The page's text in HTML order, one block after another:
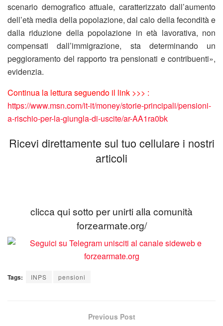
scenario demografico attuale, caratterizzato dall’aumento
dell’età media della popolazione, dal calo della fecondità e
dalla riduzione della popolazione in età lavorativa, non
compensati dall’immigrazione, sta determinando un
peggioramento del rapporto tra pensionati e contribuenti»,
evidenzia.
Continua la lettura seguendo il link >>> :
https://www.msn.com/it-it/money/storie-principali/pensioni-
a-rischio-per-la-giungla-di-uscite/ar-AA1ra0bk
Ricevi direttamente sul tuo cellulare i nostri
articoli
clicca qui sotto per unirti alla comunità
forzearmate.org/
Tags: INPS pensioni
Previous Post